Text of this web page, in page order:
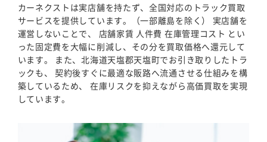
カーネクストは実店舗を持たず、全国対応のトラック買取
サービスを提供しています。（一部離島を除く） 実店舗を
運営しないことで、 店舗家賃 人件費 在庫管理コスト とい
った固定費を大幅に削減し、その分を買取価格へ還元して
います。 また、北海道天塩郡天塩町でお引き取りしたトラ
ックも、 契約後すぐに最適な販路へ流通させる仕組みを構
築しているため、 在庫リスクを抑えながら高価買取を実現
しています。